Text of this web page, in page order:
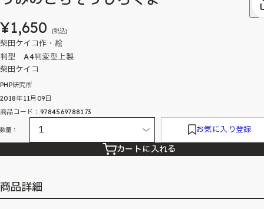
¥1,650 (税込)
柴田ケイコ作・絵
判型 A4判変型上製
柴田ケイコ
PHP研究所
2018年11月09日
商品コード：9784569788173
数量： お気に入り登録
カートに入れる
商品詳細